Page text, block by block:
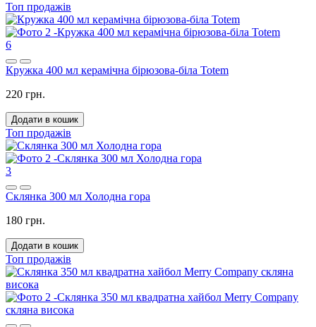
Топ продажів
6
Кружка 400 мл керамічна бірюзова-біла Totem
220 грн.
Додати в кошик
Топ продажів
3
Склянка 300 мл Холодна гора
180 грн.
Додати в кошик
Топ продажів